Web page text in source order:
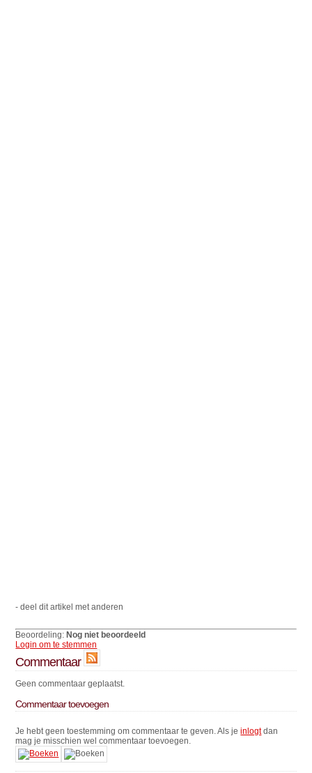
- deel dit artikel met anderen
Beoordeling:Nog niet beoordeeld
Login om te stemmen
Commentaar
Geen commentaar geplaatst.
Commentaar toevoegen
Je hebt geen toestemming om commentaar te geven. Als jeinlogtdan
mag je misschien wel commentaar toevoegen.